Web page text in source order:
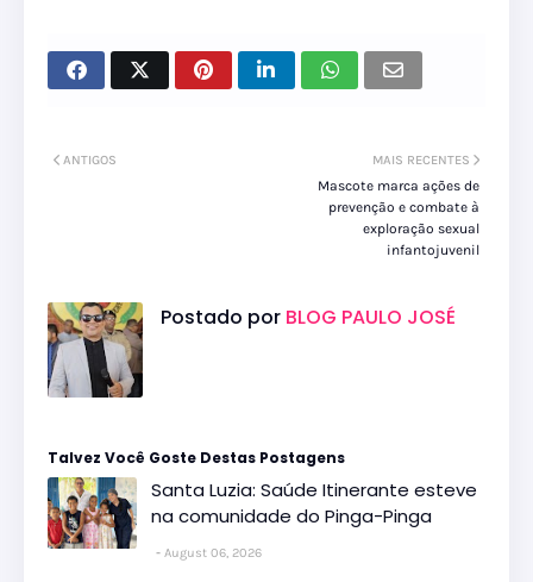
MAIS RECENTES
Mascote marca ações de
prevenção e combate à
exploração sexual
infantojuvenil
ANTIGOS
Postado por BLOG PAULO JOSÉ
Talvez Você Goste Destas Postagens
Santa Luzia: Saúde Itinerante esteve
na comunidade do Pinga-Pinga
August 06, 2026